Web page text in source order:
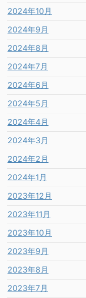
2024年10月
2024年9月
2024年8月
2024年7月
2024年6月
2024年5月
2024年4月
2024年3月
2024年2月
2024年1月
2023年12月
2023年11月
2023年10月
2023年9月
2023年8月
2023年7月